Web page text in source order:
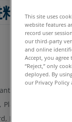
质量检
X.M
Platinum
Power
This site uses
website features
record user
our third-party
and online
Accept, you
“Reject,” only
deployed. By
our Privacy